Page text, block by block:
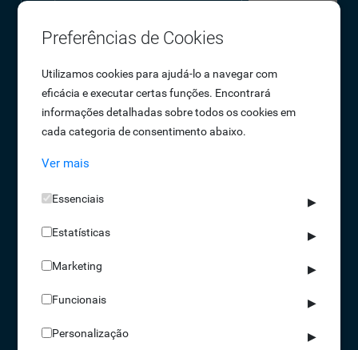
Empresa
Sobre Nós
Oportunidades de Emprego
Termos e Condições
Política de Privacidade
Livro de reclamações
Soluções
Acessos
Preferências de Cookies
Utilizamos cookies para ajudá-lo a navegar com
eficácia e executar certas funções. Encontrará
informações detalhadas sobre todos os cookies em
cada categoria de consentimento abaixo.
Ver mais
Essenciais ▶
Estatísticas ▶
Marketing ▶
Funcionais ▶
Personalização ▶